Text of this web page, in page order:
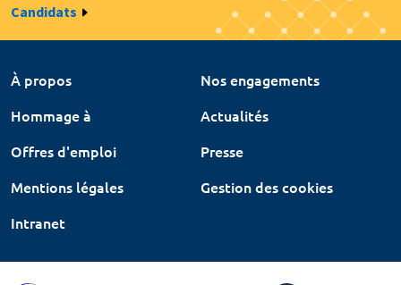
Candidats
À propos
Nos engagements
Hommage à
Actualités
Offres d'emploi
Presse
Mentions légales
Gestion des cookies
Intranet